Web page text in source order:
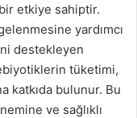
etkiye sahiptir.
yardımcı
destekleyen
tüketimi,
katkıda bulunur. Bu
ve sağlıklı